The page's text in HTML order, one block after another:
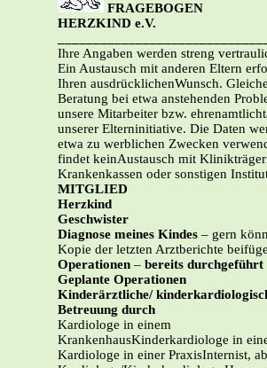
FRAGEBOGEN
HERZKIND e.V.
Ihre Angaben werden streng
Ein Austausch mit anderen Eltern
Ihren ausdrücklichenWunsch.
Beratung bei etwa anstehenden
unsere Mitarbeiter bzw.
unserer Elterninitiative. Die Daten
etwa zu werblichen Zwecken
findet keinAustausch mit
Krankenkassen oder sonstigen
MITGLIED
Herzkind
Geschwister
Diagnose meines Kindes – gern
Kopie der letzten Arztberichte
Operationen – bereits durchgeführt
Geplante Operationen
Kinderärztliche/
Betreuung durch
Kardiologe in einem
KrankenhausKinderkardiologe in
Kardiologe in einer PraxisInternist,